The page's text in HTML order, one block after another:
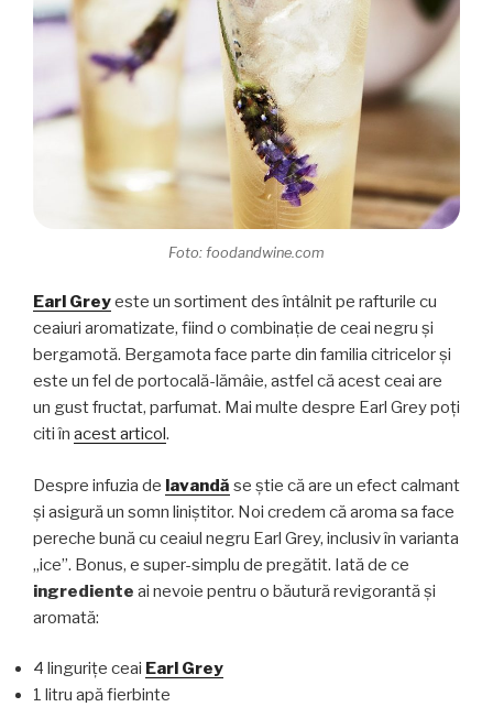
Foto: foodandwine.com
Earl Greyeste un sortiment des întâlnit pe rafturile cu
ceaiuri aromatizate, fiind o combinație de ceai negru și
bergamotă. Bergamota face parte din familia citricelor și
este un fel de portocală-lămâie, astfel că acest ceai are
un gust fructat, parfumat. Mai multe despre Earl Grey poți
citi în acest articol .
Despre infuzia de lavandă se știe că are un efect calmant
și asigură un somn liniștitor. Noi credem că aroma sa face
pereche bună cu ceaiul negru Earl Grey, inclusiv în varianta
„ice”. Bonus, e super-simplu de pregătit. Iată de ce
ingrediente ai nevoie pentru o băutură revigorantă și
aromată:
4 lingurițe ceai Earl Grey
1 litru apă fierbinte